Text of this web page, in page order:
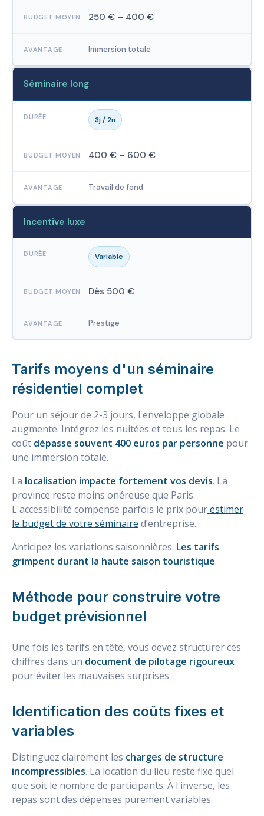
250 € – 400 €
Immersion totale
Séminaire long
3j / 2n
400 € – 600 €
Travail de fond
Incentive luxe
Variable
Dès 500 €
Prestige
Tarifs moyens d'un séminaire
résidentiel complet
Pour un séjour de 2-3 jours, l'enveloppe globale
augmente. Intégrez les nuitées et tous les repas. Le
coût dépasse souvent 400 euros par personne pour
une immersion totale.
La localisation impacte fortement vos devis. La
province reste moins onéreuse que Paris.
L'accessibilité compense parfois le prix pourestimer
le budget de votre séminaire d’entreprise.
Anticipez les variations saisonnières. Les tarifs
grimpent durant la haute saison touristique.
Méthode pour construire votre
budget prévisionnel
Une fois les tarifs en tête, vous devez structurer ces
chiffres dans un document de pilotage rigoureux
pour éviter les mauvaises surprises.
Identification des coûts fixes et
variables
Distinguez clairement les charges de structure
incompressibles. La location du lieu reste fixe quel
que soit le nombre de participants. À l'inverse, les
repas sont des dépenses purement variables.